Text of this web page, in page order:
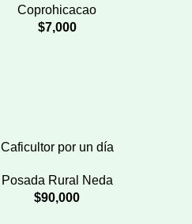
Coprohicacao
$7,000
Caficultor por un día
Posada Rural Neda
$90,000